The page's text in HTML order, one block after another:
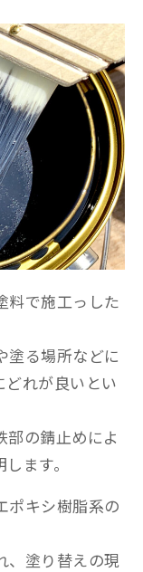
料で施工っした
塗る場所などに
どれが良いとい
の錆止めによ
ます。
ポキシ樹脂系の
、塗り替えの現